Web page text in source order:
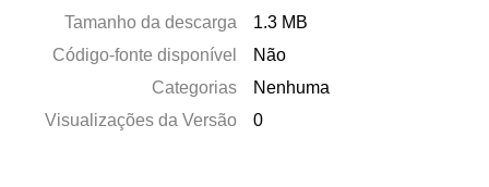
Tamanho da descarga
1.3 MB
Código-fonte disponível
Não
Categorias
Nenhuma
Visualizações da Versão
0